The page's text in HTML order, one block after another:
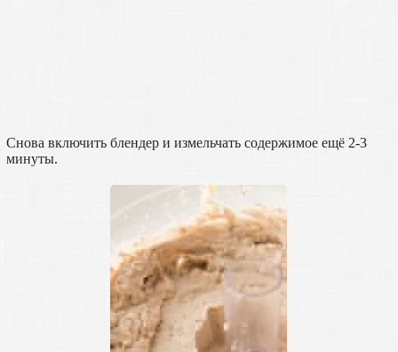
Снова включить блендер и измельчать содержимое ещё 2-3
минуты.